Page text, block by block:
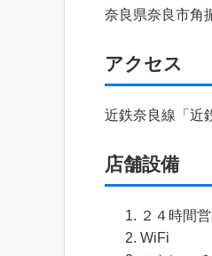
奈良県奈良市
アクセス
近鉄奈良線「
店舗設備
２４時間
WiFi